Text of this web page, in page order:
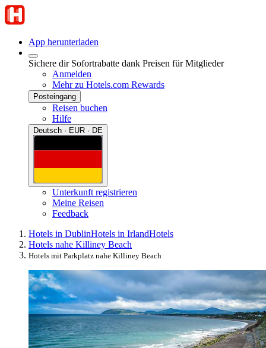
App herunterladen
Sichere dir Sofortrabatte dank Preisen für Mitglieder
Anmelden
Mehr zu Hotels.com Rewards
Posteingang
Reisen buchen
Hilfe
Deutsch · EUR · DE
Unterkunft registrieren
Meine Reisen
Feedback
Hotels in DublinHotels in IrlandHotels
Hotels nahe Killiney Beach
Hotels mit Parkplatz nahe Killiney Beach